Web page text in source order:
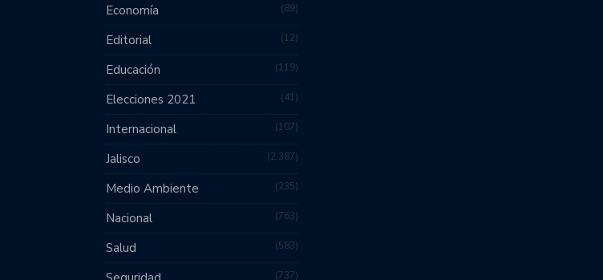
Economía 89
Editorial 12
Educación 119
Elecciones 2021 41
Internacional 107
Jalisco 2,387
Medio Ambiente 235
Nacional 763
Salud 583
737